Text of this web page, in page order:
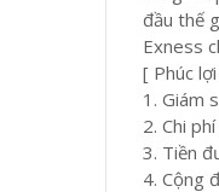
đầu thế
Exness
[ Phúc
1. Giám
2. Chi
3. Tiền
4. Cộng